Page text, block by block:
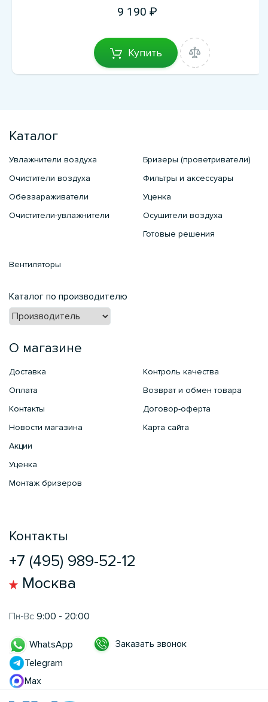
9 190
Купить
Каталог
Увлажнители воздуха
Очистители воздуха
Обеззараживатели
Очистители-увлажнители
Бризеры (проветриватели)
Фильтры и аксессуары
Уценка
Осушители воздуха
Готовые решения
Вентиляторы
Каталог по производителю
О магазине
Доставка
Оплата
Контакты
Новости магазина
Акции
Уценка
Монтаж бризеров
Контроль качества
Возврат и обмен товара
Договор-оферта
Карта сайта
Контакты
+7 (495) 989-52-12
Москва
Пн-Вс 9:00 - 20:00
WhatsApp
Telegram
Max
Заказать звонок